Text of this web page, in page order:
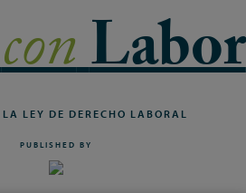
conLabor
LA LEY DE DERECHO LABORAL
PUBLISHED BY